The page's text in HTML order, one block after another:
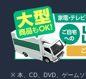
本、CD、DVD、ゲームソ